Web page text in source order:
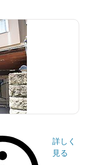
詳しく
見る